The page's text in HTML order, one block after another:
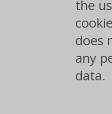
the
does
any
data.